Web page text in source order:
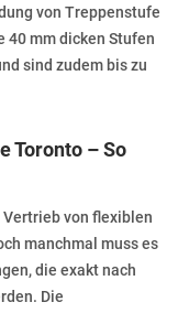
von Treppenstufe
40 mm dicken Stufen
sind zudem bis zu
Toronto – So
von flexiblen
manchmal muss es
die exakt nach
Die